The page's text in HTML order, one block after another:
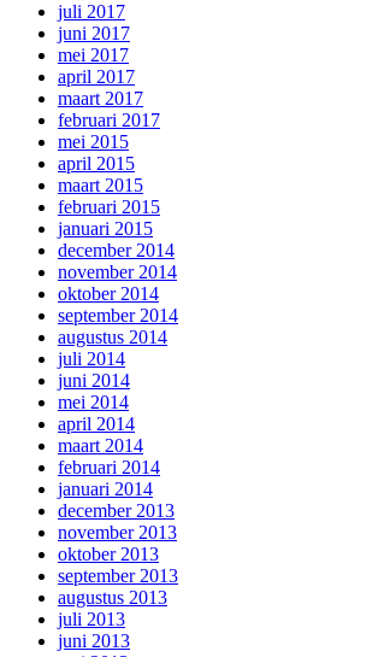
juli 2017
juni 2017
mei 2017
april 2017
maart 2017
februari 2017
mei 2015
april 2015
maart 2015
februari 2015
januari 2015
december 2014
november 2014
oktober 2014
september 2014
augustus 2014
juli 2014
juni 2014
mei 2014
april 2014
maart 2014
februari 2014
januari 2014
december 2013
november 2013
oktober 2013
september 2013
augustus 2013
juli 2013
juni 2013